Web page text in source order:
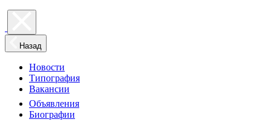
Назад
Новости
Типография
Вакансии
Объявления
Биографии